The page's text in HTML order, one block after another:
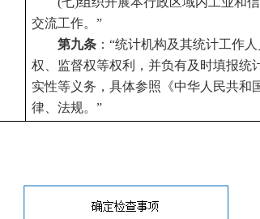
交流工作。”
第九条：“统计机构及其统计工作
权、监督权等权利，并负有及时填报统
实性等义务，具体参照《中华人民共和
律、法规。”